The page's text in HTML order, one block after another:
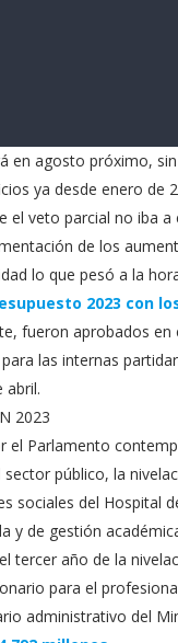
en agosto próximo,
ya desde enero de
el veto parcial no iba
de los
lo que pesó a la
2023 con
fueron aprobados
las internas
abril.
2023
el Parlamento
sector público, la
sociales del Hospital
y de gestión
tercer año de la
para el
administrativo del